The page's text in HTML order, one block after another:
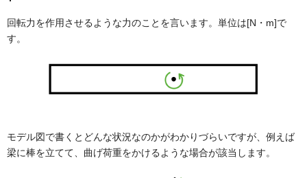
回転力を作用させるような力のことを言います。単位は[N・m]で
す。
モデル図で書くとどんな状況なのかがわかりづらいですが、例えば
梁に棒を立てて、曲げ荷重をかけるような場合が該当します。